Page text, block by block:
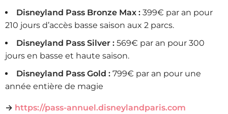
Disneyland Pass Bronze Max : 399€ par an pour
210 jours d’accès basse saison aux 2 parcs.
Disneyland Pass Silver : 569€ par an pour 300
jours en basse et haute saison.
Disneyland Pass Gold : 799€ par an pour une
année entière de magie
→ https://pass-annuel.disneylandparis.com